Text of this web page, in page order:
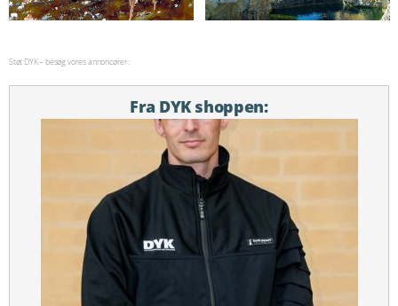
Støt DYK – besøg vores annoncører:
Fra DYK shoppen: